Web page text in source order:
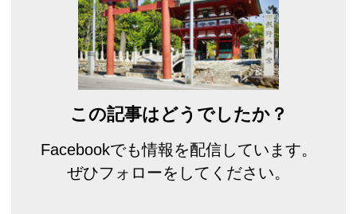
この記事はどうでしたか？
Facebookでも情報を配信しています。
ぜひフォローをしてください。